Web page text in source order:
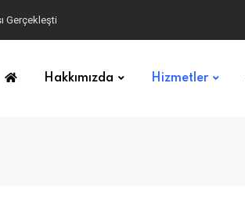
Hakkımızda Hizmetler